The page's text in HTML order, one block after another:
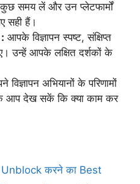
कुछ समय लें और उन प्लेटफार्मों
सही हैं।
आपके विज्ञापन स्पष्ट, संक्षिप्त
उन्हें आपके लक्षित दर्शकों के
विज्ञापन अभियानों के परिणामों
आप देख सकें कि क्या काम कर
करने का Best